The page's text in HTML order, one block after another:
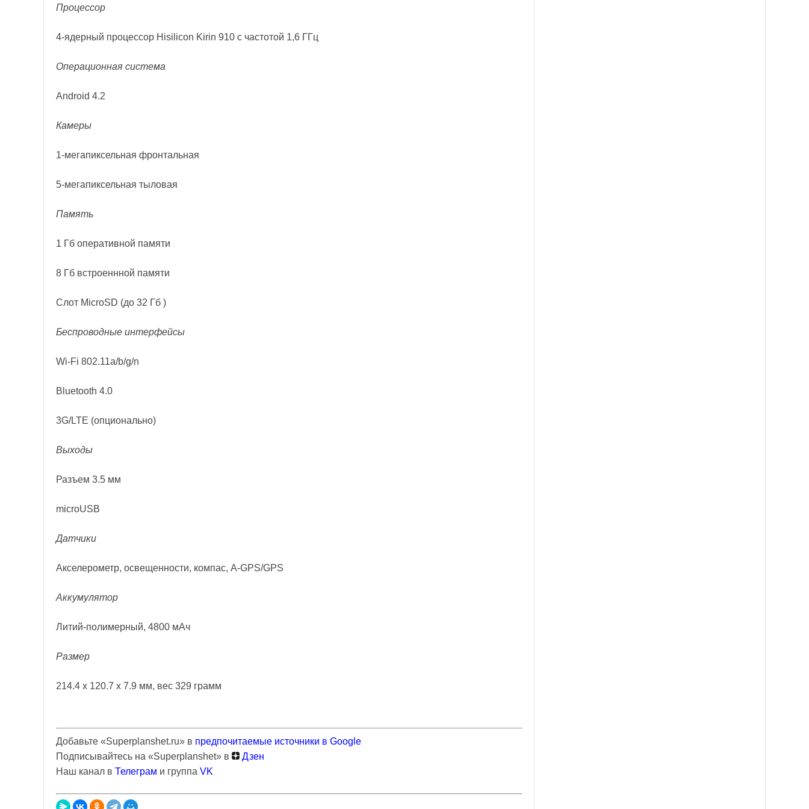
Процессор
4-ядерный процессор Hisilicon Kirin 910 с частотой 1,6 ГГц
Операционная система
Android 4.2
Камеры
1-мегапиксельная фронтальная
5-мегапиксельная тыловая
Память
1 Гб оперативной памяти
8 Гб встроеннной памяти
Слот MicroSD (до 32 Гб )
Беспроводные интерфейсы
Wi-Fi 802.11a/b/g/n
Bluetooth 4.0
3G/LTE (опционально)
Выходы
Разъем 3.5 мм
microUSB
Датчики
Акселерометр, освещенности, компас, A-GPS/GPS
Аккумулятор
Литий-полимерный, 4800 мАч
Размер
214.4 x 120.7 x 7.9 мм, вес 329 грамм
Добавьте «Superplanshet.ru» в предпочитаемые источники в Google
Подписывайтесь на «Superplanshet» в
Дзен
Наш канал в Телеграм и группа VK